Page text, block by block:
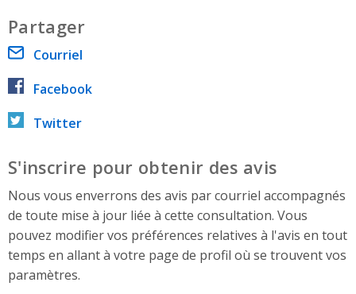
Partager
Courriel
Facebook
Twitter
S'inscrire pour obtenir des avis
Nous vous enverrons des avis par courriel accompagnés
de toute mise à jour liée à cette consultation. Vous
pouvez modifier vos préférences relatives à l'avis en tout
temps en allant à votre page de profil où se trouvent vos
paramètres.